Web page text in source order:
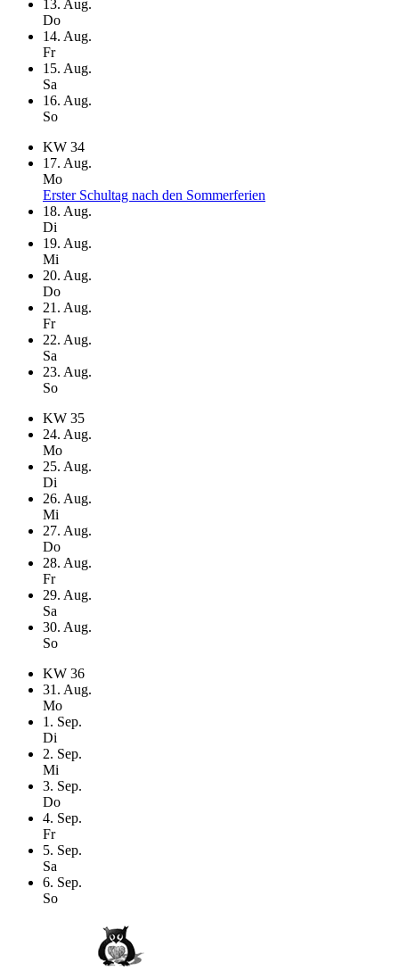
13. Aug.
Do
14. Aug.
Fr
15. Aug.
Sa
16. Aug.
So
KW 34
17. Aug.
Mo
Erster Schultag nach den Sommerferien
18. Aug.
Di
19. Aug.
Mi
20. Aug.
Do
21 . Aug.
Fr
22. Aug.
Sa
23. Aug.
So
KW 35
24. Aug.
Mo
25. Aug.
Di
26. Aug.
Mi
27. Aug.
Do
28. Aug.
Fr
29. Aug.
Sa
30. Aug.
So
KW 36
31 . Aug.
Mo
1 . Sep.
Di
2. Sep.
Mi
3. Sep.
Do
4. Sep.
Fr
5. Sep.
Sa
6. Sep.
So